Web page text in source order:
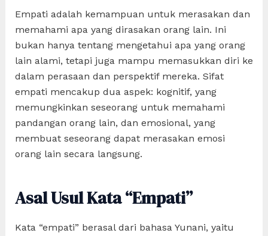
Empati adalah kemampuan untuk merasakan dan
memahami apa yang dirasakan orang lain. Ini
bukan hanya tentang mengetahui apa yang orang
lain alami, tetapi juga mampu memasukkan diri ke
dalam perasaan dan perspektif mereka. Sifat
empati mencakup dua aspek: kognitif, yang
memungkinkan seseorang untuk memahami
pandangan orang lain, dan emosional, yang
membuat seseorang dapat merasakan emosi
orang lain secara langsung.
Asal Usul Kata “Empati”
Kata “empati” berasal dari bahasa Yunani, yaitu